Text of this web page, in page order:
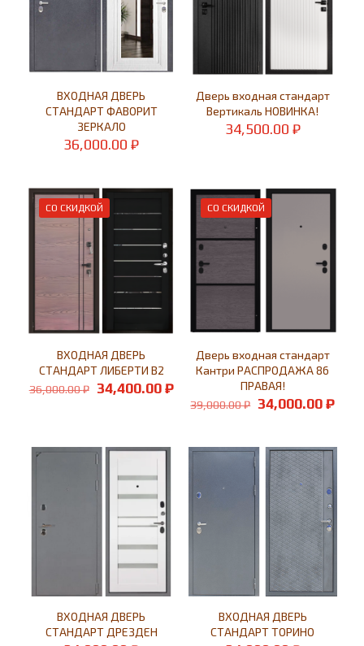
ВХОДНАЯ ДВЕРЬ
СТАНДАРТ ФАВОРИТ
ЗЕРКАЛО
36,000.00₽
Дверь входная стандарт
Вертикаль НОВИНКА!
34,500.00 ₽
СО СКИДКОЙ
ВХОДНАЯ ДВЕРЬ
СТАНДАРТ ЛИБЕРТИ В2
36,000.00₽
Первоначальная
34,400.00₽Текущая
цена:
СО СКИДКОЙ
Дверь входная стандарт
Кантри РАСПРОДАЖА 86
ПРАВАЯ!
39,000.00₽
39,000.00 ₽.
34,000.00₽
ВХОДНАЯ ДВЕРЬ
СТАНДАРТ ДРЕЗДЕН
ВХОДНАЯ ДВЕРЬ
СТАНДАРТ ТОРИНО